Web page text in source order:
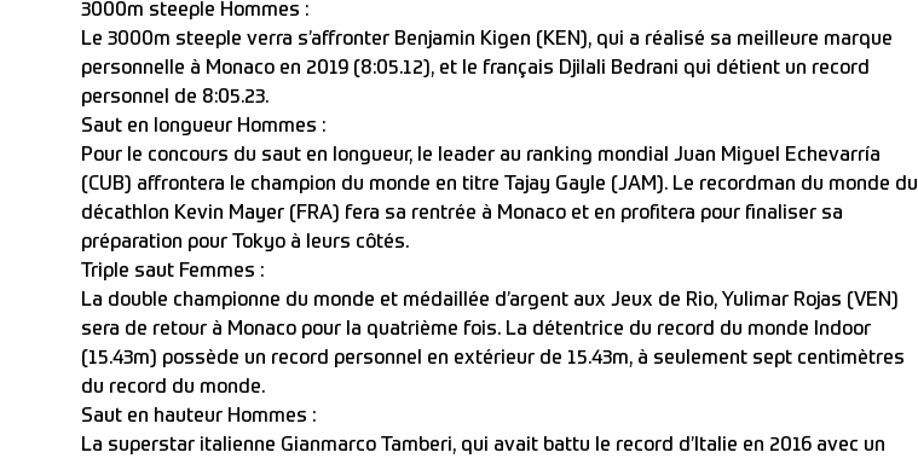
3000m steeple Hommes :
Le 3000m steeple verra s’affronter Benjamin Kigen (KEN), qui a réalisé sa meilleure marque
personnelle à Monaco en 2019 (8:05.12), et le français Djilali Bedrani qui détient un record
personnel de 8:05.23.
Saut en longueur Hommes :
Pour le concours du saut en longueur, le leader au ranking mondial Juan Miguel Echevarría
(CUB) affrontera le champion du monde en titre Tajay Gayle (JAM). Le recordman du monde du
décathlon Kevin Mayer (FRA) fera sa rentrée à Monaco et en profitera pour finaliser sa
préparation pour Tokyo à leurs côtés.
Triple saut Femmes :
La double championne du monde et médaillée d’argent aux Jeux de Rio, Yulimar Rojas (VEN)
sera de retour à Monaco pour la quatrième fois. La détentrice du record du monde Indoor
(15.43m) possède un record personnel en extérieur de 15.43m, à seulement sept centimètres
du record du monde.
Saut en hauteur Hommes :
La superstar italienne Gianmarco Tamberi, qui avait battu le record d’Italie en 2016 avec un